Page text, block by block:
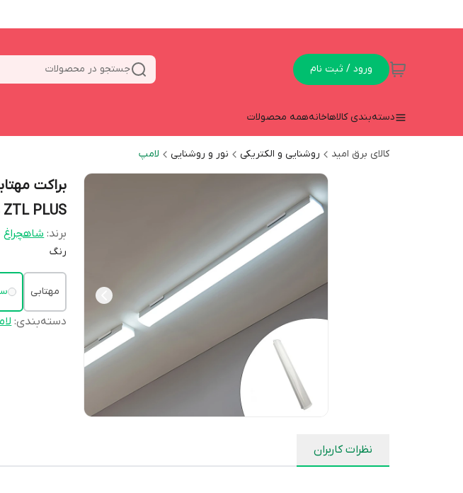
ورود / ثبت نام جستجو در محصولات
دسته‌بندی کالاهاخانههمه محصولات
کالای برق امید روشنایی و الکتریکی نور و روشنایی لامپ
ZTL PLUS بسته ۸ عددی
برند: شاهچراغ
رنگ
مهتابی
دسته‌بندی:
نظرات کاربران